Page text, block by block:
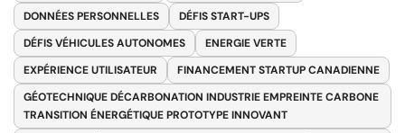
DONNÉES PERSONNELLES
DÉFIS START-UPS
DÉFIS VÉHICULES AUTONOMES
ENERGIE VERTE
EXPÉRIENCE UTILISATEUR
FINANCEMENT STARTUP CANADIENNE
GÉOTECHNIQUE DÉCARBONATION INDUSTRIE EMPREINTE CARBONE
TRANSITION ÉNERGÉTIQUE PROTOTYPE INNOVANT